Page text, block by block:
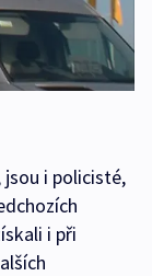
i policisté,
i při